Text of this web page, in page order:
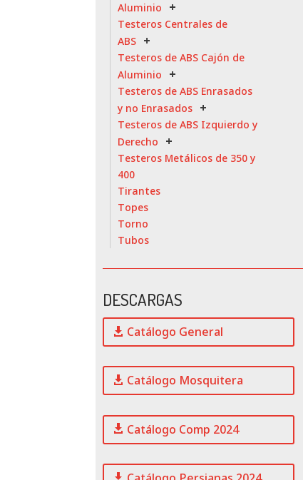
Aluminio
Testeros Centrales de
ABS
Testeros de ABS Cajón de
Aluminio
Testeros de ABS Enrasados
y no Enrasados
Testeros de ABS Izquierdo y
Derecho
Testeros Metálicos de 350 y
400
Tirantes
Topes
Torno
Tubos
DESCARGAS
Catálogo General
Catálogo Mosquitera
Catálogo Comp 2024